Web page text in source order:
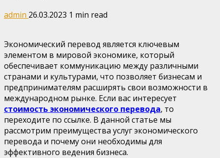
admin 26.03.2023 1 min read
Экономический перевод является ключевым
элементом в мировой экономике, который
обеспечивает коммуникацию между различными
странами и культурами, что позволяет бизнесам и
предпринимателям расширять свои возможности в
международном рынке. Если вас интересует
стоимость экономического перевода, то
переходите по ссылке. В данной статье мы
рассмотрим преимущества услуг экономического
перевода и почему они необходимы для
эффективного ведения бизнеса.